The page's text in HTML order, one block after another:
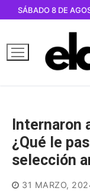
contenido
SÁBADO 8 DE
Internaron
¿Qué le
selección
31 MARZO,